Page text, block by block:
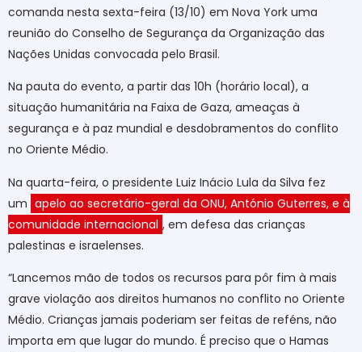
comanda nesta sexta-feira (13/10) em Nova York uma
reunião do Conselho de Segurança da Organização das
Nações Unidas convocada pelo Brasil.
Na pauta do evento, a partir das 10h (horário local), a
situação humanitária na Faixa de Gaza, ameaças à
segurança e à paz mundial e desdobramentos do conflito
no Oriente Médio.
Na quarta-feira, o presidente Luiz Inácio Lula da Silva fez
um apelo ao secretário-geral da ONU, António Guterres, e à
comunidade internacional , em defesa das crianças
palestinas e israelenses.
“Lancemos mão de todos os recursos para pôr fim à mais
grave violação aos direitos humanos no conflito no Oriente
Médio. Crianças jamais poderiam ser feitas de reféns, não
importa em que lugar do mundo. É preciso que o Hamas